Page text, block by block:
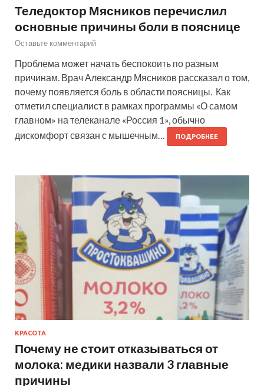
Теледоктор Мясников перечислил
основные причины боли в пояснице
Оставьте комментарий
Проблема может начать беспокоить по разным
причинам. Врач Александр Мясников рассказал о том,
почему появляется боль в области поясницы. Как
отметил специалист в рамках программы «О самом
главном» на телеканале «Россия 1», обычно
дискомфорт связан с мышечным…
ПОДРОБНЕЕ
КРАСОТА
Почему не стоит отказываться от
молока: медики назвали 3 главные
причины